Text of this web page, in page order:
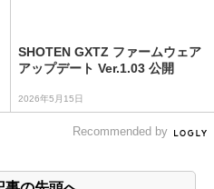
SHOTEN GXTZ ファームウェア
アップデート Ver.1.03 公開
2026年5月15日
Recommended by